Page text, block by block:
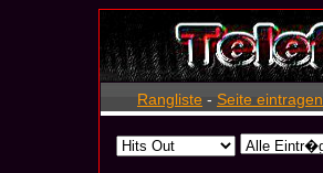
Rangliste - Seite eintragen